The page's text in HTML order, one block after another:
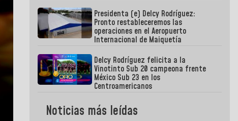
Presidenta (e) Delcy Rodríguez:
Pronto restableceremos las
operaciones en el Aeropuerto
Internacional de Maiquetía
Delcy Rodríguez felicita a la
Vinotinto Sub 20 campeona frente
México Sub 23 en los
Centroamericanos
Noticias más leídas